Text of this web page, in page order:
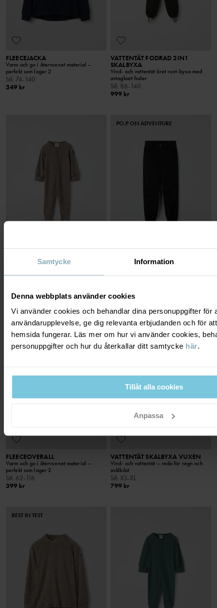
Samtycke Information
Denna webbplats använder cookies
Vi använder cookies och behandlar dina personuppgifter för
användarupplevelse, ge dig relevanta erbjudanden och för
hemsida fungerar. Läs mer om hur vi använder cookies,
personuppgifter och hur du återkallar ditt samtycke här.
Tillåt alla cookies
Anpassa
FLEECEJACKA
Varm och go i återvunnet material –
perfekt som lager 2
Stl: 74-140
349 kr
VATTENTÄT FODRAD 2IN1
SKALBYXA
Vind- och vattentät året runt-byxa med
avtagbart foder
Stl: 86-140
999 kr
Melerad merinoull som värmer nära
Stl:50-92
PO.P ON ADVENTURE
FRILUFTSBYXA EXPLORE
säte
599 kr
NEW
PO.P ON ADVENTURE
FLEECEOVERALL
Varm och go i återvunnet material –
perfekt som lager 2
Stl: 62-116
399 kr
VATTENTÄT SKALBYXA VUXEN
Vind- och vattentät – redo för regn och
snålbåst
Stl: XS-XL
799 kr
BEST IN TEST